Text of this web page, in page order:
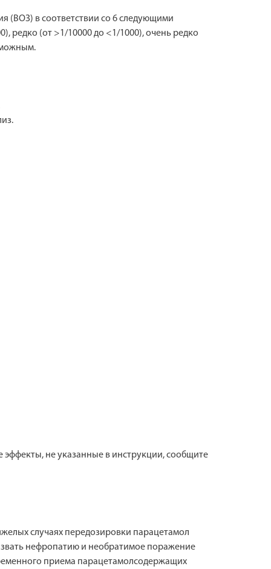
(ВОЗ) в соответствии со 6 следующими
редко (от >1/10000 до <1/1000), очень редко
не указанные в инструкции, сообщите
случаях передозировки парацетамол
нефропатию и необратимое поражение
приема парацетамолсодержащих